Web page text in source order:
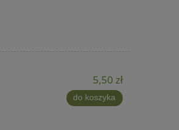
5,50 zł
do koszyka